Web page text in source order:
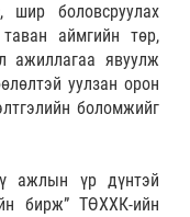
боловсруулах
аймгийн төр,
ажиллагаа явуулж
уулзан орон
боломжийг
ажлын үр дүнтэй
бирж” ТӨХХК-ийн